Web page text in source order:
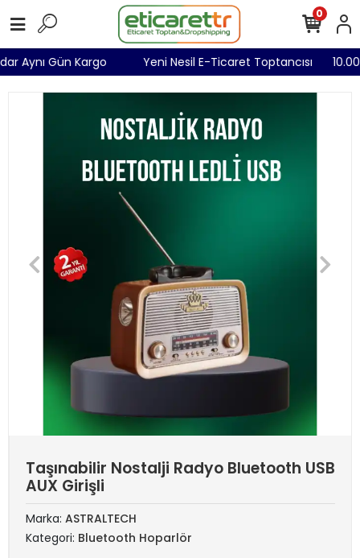
Aynı Gün Kargo Yeni Nesil E-Ticaret Toptancısı
0
Taşınabilir Nostalji Radyo Bluetooth USB
AUX Girişli
Marka: ASTRALTECH
Kategori: Bluetooth Hoparlör